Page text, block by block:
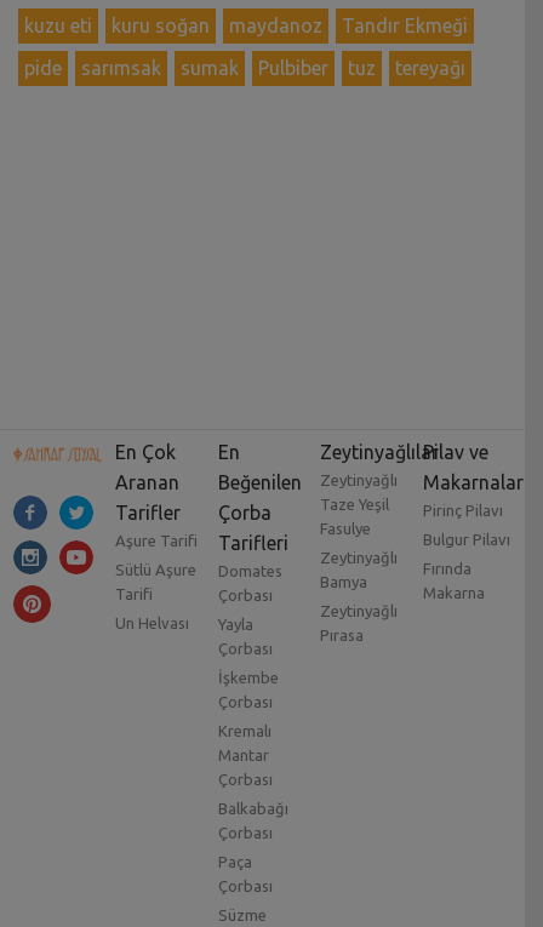
kuzu eti kuru soğan maydanoz
Tandır Ekmeği
pide
sarımsak sumak Pulbiber tuz tereyağı
En Çok
Aranan
Tarifler
Aşure Tarifi
Sütlü Aşure
Tarifi
Un Helvası
En
Beğenilen
Çorba
Tarifleri
Domates
Çorbası
Yayla
Çorbası
İşkembe
Çorbası
Kremalı
Mantar
Çorbası
Balkabağı
Çorbası
Paça
Çorbası
Süzme
Zeytinyağlılar
Zeytinyağlı
Taze Yeşil
Fasulye
Zeytinyağlı
Bamya
Zeytinyağlı
Pırasa
Pilav ve
Makarnalar
Pirinç Pilavı
Bulgur Pilavı
Fırında
Makarna